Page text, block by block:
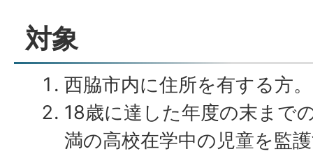
対象
西脇市内に住所を有する方。
18歳に達した年度の末まで
満の高校在学中の児童を監